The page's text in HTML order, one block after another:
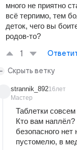
много не приятно
всё терпимо, тем
деток, чего вы
родов-то?
1
Скрыть ветку
strannik_892
Мастер
16лет
Таблетки
Кто вам
безопасного нет
пустомелю, в